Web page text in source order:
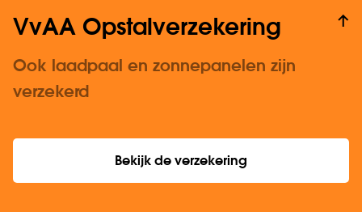
VvAA Opstalverzekering
Ook laadpaal en zonnepanelen zijn
verzekerd
Bekijk de verzekering